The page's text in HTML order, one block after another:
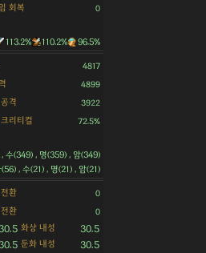
회복 0
113.2% 110.2% 96.5%
4817
4899
격 3922
리티컬 72.5%
수(349) , 명(359) , 암(349)
, 수(21) , 명(21) , 암(21)
환 0
환 0
화상 내성 30.5
둔화 내성 30.5